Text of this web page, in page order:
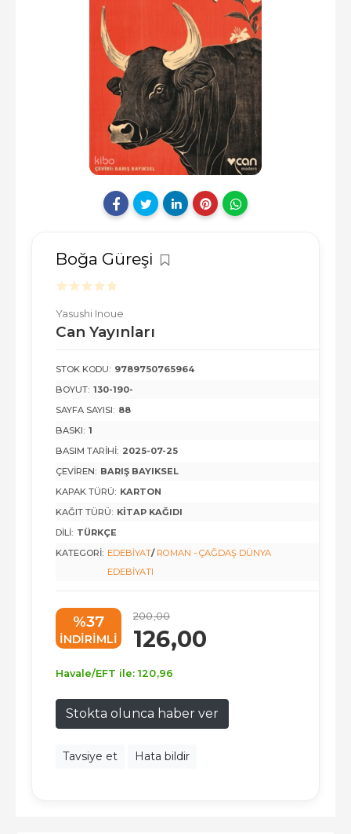
Boğa Güreşi
Yasushi Inoue
Can Yayınları
STOK KODU: 9789750765964
BOYUT: 130-190-
SAYFA SAYISI: 88
BASKI: 1
BASIM TARIHI: 2025-07-25
ÇEVIREN: BARIŞ BAYIKSEL
KAPAK TÜRÜ: KARTON
KAĞIT TÜRÜ: KITAP KAĞIDI
DILI: TÜRKÇE
KATEGORI: EDEBIYAT/ ROMAN - ÇAĞDAŞ DÜNYA
EDEBIYATI
%37
INDIRIMLI
200,00
126,00
Havale/EFT ile: 120,96
Stokta olunca haber ver
Tavsiye et Hata bildir